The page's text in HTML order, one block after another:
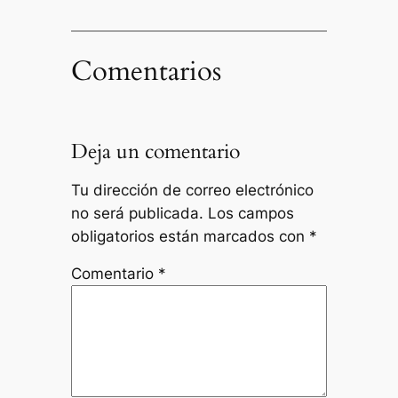
Comentarios
Deja un comentario
Tu dirección de correo electrónico
no será publicada. Los campos
obligatorios están marcados con *
Comentario *